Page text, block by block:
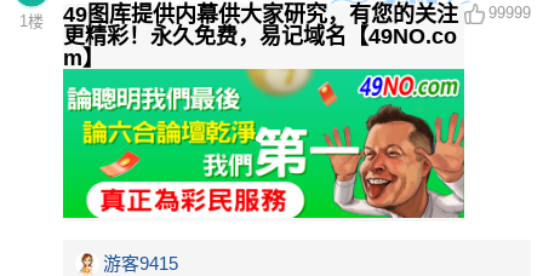
1 楼
49图库提供内幕供大家研究，有您的关注
更精彩！永久免费，易记域名【49NO.co
m】
99999
游客9415